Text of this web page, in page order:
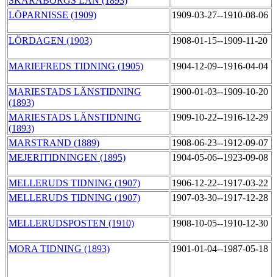
LÖPARNISSE (1909) 1909-03-27--1910-08-06
LÖRDAGEN (1903) 1908-01-15--1909-11-20
MARIEFREDS TIDNING (1905) 1904-12-09--1916-04-04
MARIESTADS LÄNSTIDNING
(1893)
1900-01-03--1909-10-20
MARIESTADS LÄNSTIDNING
(1893)
1909-10-22--1916-12-29
MARSTRAND (1889)
1908-06-23--1912-09-07
MEJERITIDNINGEN (1895)
1904-05-06--1923-09-08
MELLERUDS TIDNING (1907)
1906-12-22--1917-03-22
MELLERUDS TIDNING (1907)
1907-03-30--1917-12-28
MELLERUDSPOSTEN (1910) 1908-10-05--1910-12-30
MORA TIDNING (1893) 1901-01-04--1987-05-18